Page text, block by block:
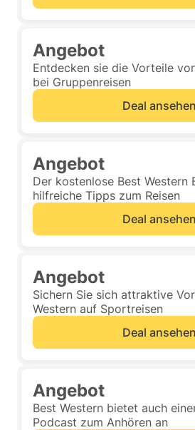
Angebot
Entdecken sie die Vorteile
bei Gruppenreisen
Deal ansehen
Angebot
Der kostenlose Best Western
hilfreiche Tipps zum Reisen
Deal ansehen
Angebot
Sichern Sie sich attraktive
Western auf Sportreisen
Deal ansehen
Angebot
Best Western bietet auch
Podcast zum Anhören an